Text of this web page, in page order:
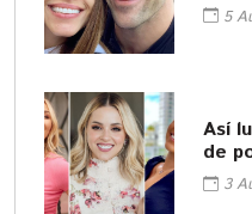
5
Así
de
3